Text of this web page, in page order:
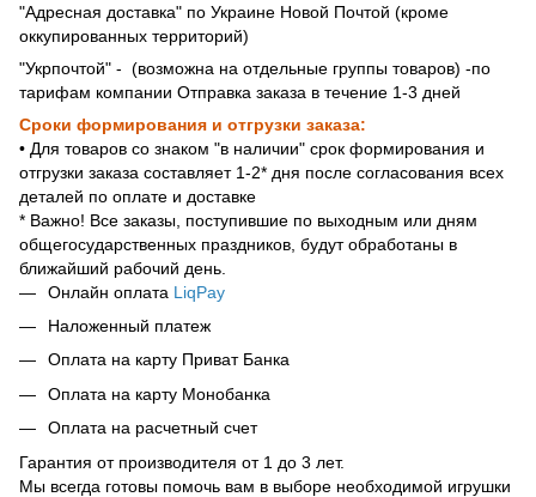
"Адресная доставка" по Украине Новой Почтой (кроме
оккупированных территорий)
"Укрпочтой" - (возможна на отдельные группы товаров) -по
тарифам компании Отправка заказа в течение 1-3 дней
Сроки формирования и отгрузки заказа:
• Для товаров со знаком "в наличии" срок формирования и
отгрузки заказа составляет 1-2* дня после согласования всех
деталей по оплате и доставке
* Важно! Все заказы, поступившие по выходным или дням
общегосударственных праздников, будут обработаны в
ближайший рабочий день.
Онлайн оплата LiqPay
Наложенный платеж
Оплата на карту Приват Банка
Оплата на карту Монобанка
Оплата на расчетный счет
Гарантия от производителя от 1 до 3 лет.
Мы всегда готовы помочь вам в выборе необходимой игрушки